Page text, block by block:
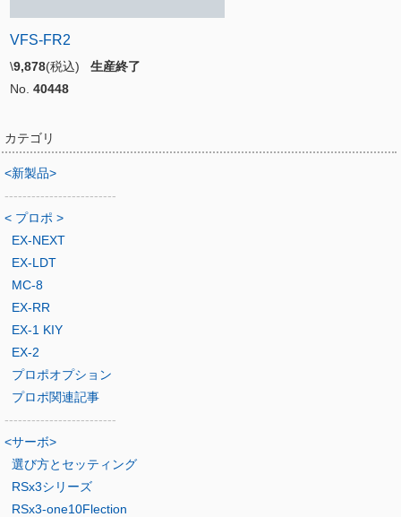
VFS-FR2
\9,878(税込) 生産終了
No. 40448
カテゴリ
<新製品>
-------------------------
< プロポ >
EX-NEXT
EX-LDT
MC-8
EX-RR
EX-1 KIY
EX-2
プロポオプション
プロポ関連記事
-------------------------
<サーボ>
選び方とセッティング
RSx3シリーズ
RSx3-one10Flection